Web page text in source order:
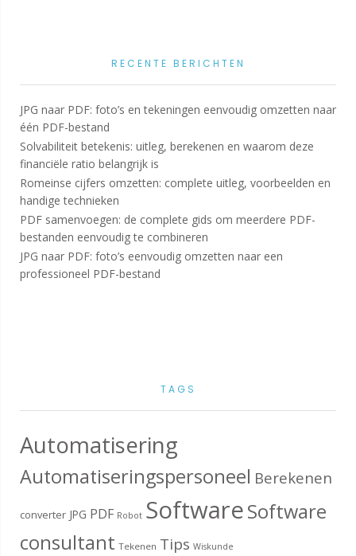
RECENTE BERICHTEN
JPG naar PDF: foto’s en tekeningen eenvoudig omzetten naar
één PDF-bestand
Solvabiliteit betekenis: uitleg, berekenen en waarom deze
financiële ratio belangrijk is
Romeinse cijfers omzetten: complete uitleg, voorbeelden en
handige technieken
PDF samenvoegen: de complete gids om meerdere PDF-
bestanden eenvoudig te combineren
JPG naar PDF: foto’s eenvoudig omzetten naar een
professioneel PDF-bestand
TAGS
Automatisering
Automatiseringspersoneel Berekenen
converter JPG PDF Robot SoftwareSoftware
consultant Tekenen Tips Wiskunde